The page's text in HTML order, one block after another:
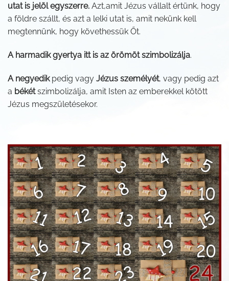
utat is jelöl egyszerre. Azt,amit Jézus vállalt értünk, hogy
a földre szállt, és azt a lelki utat is, amit nekünk kell
megtennünk, hogy követhessük Őt.
A harmadik gyertya itt is az örömöt szimbolizálja.
A negyedikpedig vagy Jézus személyét, vagy pedig azt
a békétszimbolizálja, amit Isten az emberekkel kötött
Jézus megszületésekor.